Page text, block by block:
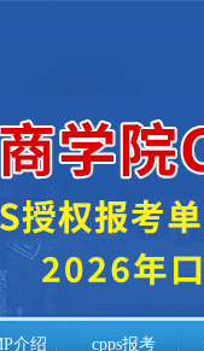
介绍 cpps报考